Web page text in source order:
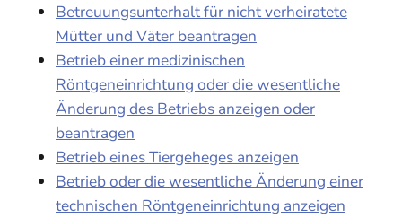
Betreuungsunterhalt für nicht verheiratete
Mütter und Väter beantragen
Betrieb einer medizinischen
Röntgeneinrichtung oder die wesentliche
Änderung des Betriebs anzeigen oder
beantragen
Betrieb eines Tiergeheges anzeigen
Betrieb oder die wesentliche Änderung einer
technischen Röntgeneinrichtung anzeigen